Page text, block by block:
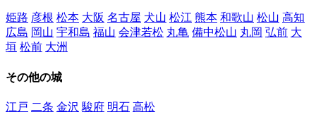
姫路 彦根 松本 大阪 名古屋 犬山 松江 熊本 和歌山 松山 高知
広島 岡山 宇和島 福山 会津若松 丸亀 備中松山 丸岡 弘前 大
垣 松前 大洲
その他の城
江戸 二条 金沢 駿府 明石 高松